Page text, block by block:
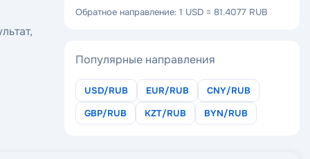
Обратное направление: 1 USD = 81.4077 RUB
Популярные направления
USD/RUB EUR/RUB
CNY/RUB
GBP/RUB
KZT/RUB BYN/RUB